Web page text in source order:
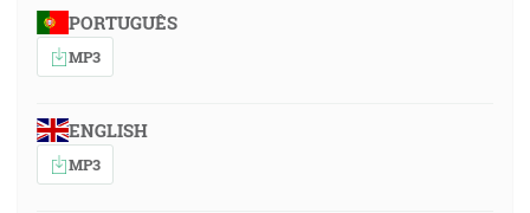
PORTUGUÊS
MP3
ENGLISH
MP3